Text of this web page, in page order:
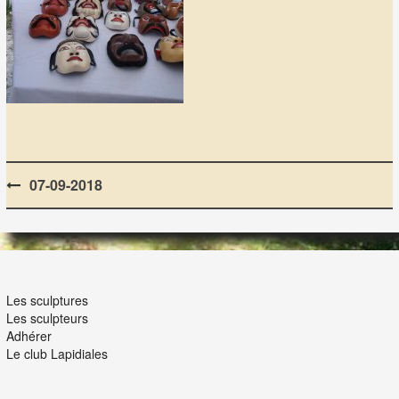
Post
navigation
07-09-2018
Les sculptures
Les sculpteurs
Adhérer
Le club Lapidiales